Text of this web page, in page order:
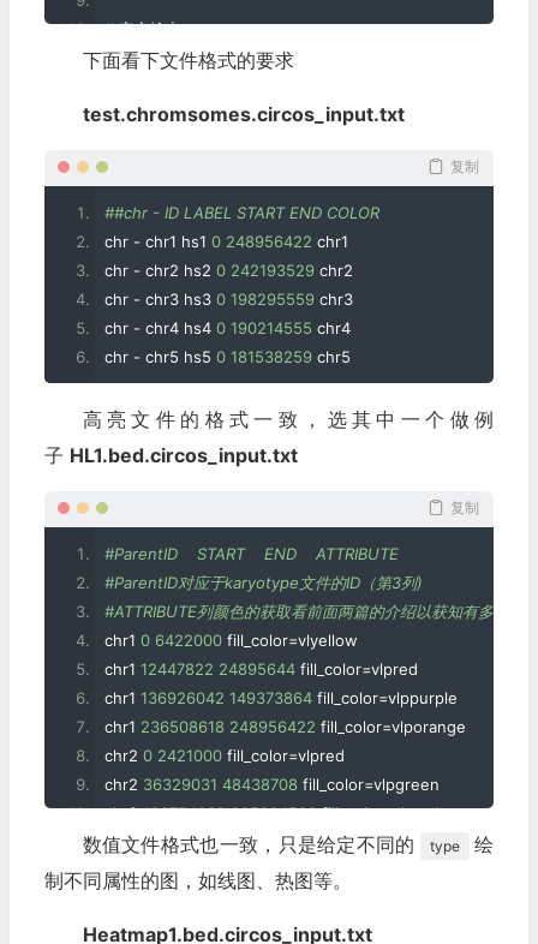
# 定义输出
<image>
file*=test.circos.png
</image>
# karyotype定义染色体的名字、ID、起始位置信息，是绘制
# 具体解释看前面2篇文章
karyotype = test.chromsomes.circos_input.txt
# `chromosome_units`定义染色体一个单位的大小，缩写
chromosomes_display_default = yes
<highlights>
# 高亮的区域放在 <highlight>标签中，配置简单，给定文件
# 文件格式见下面解释
<highlight>
file=HL1.bed.circos_input.txt
r0=0.914285714286r
r1=0.991428571429r
</highlight>
# 高亮的区域放在 <highlight>标签中，配置简单，给定文件
# 文件格式见下面解释
file=HL2.bed.circos_input.txt
r0=0.828571428571r
下面看下文件格式的要求
test.chromsomes.circos_input.txt
复制
##chr - ID LABEL START END COLOR
chr - chr1 hs1 0 248956422 chr1
chr - chr2 hs2 0 242193529 chr2
chr - chr3 hs3 0 198295559 chr3
chr - chr4 hs4 0 190214555 chr4
chr - chr5 hs5 0 181538259 chr5
高亮文件的格式一致，选其中一个做例
子 HL1.bed.circos_input.txt
复制
#ParentID    START    END    ATTRIBUTE
#ParentID对应于karyotype文件的ID（第3列)
#ATTRIBUTE列颜色的获取看前面两篇的介绍以获知有多少可
chr1 0 6422000 fill_color=vlyellow
chr1 12447822 24895644 fill_color=vlpred
chr1 136926042 149373864 fill_color=vlppurple
chr1 236508618 248956422 fill_color=vlporange
chr2 0 2421000 fill_color=vlpred
chr2 36329031 48438708 fill_color=vlpgreen
chr2 193754832 205864509 fill_color=vlpred
chr2 133206447 145316124 fill_color=vlyellow
chr3 59488668 69403446 fill_color
chr3 1800000 198295559 fill_color=vlpred
数值文件格式也一致，只是给定不同的 type
绘
制不同属性的图，如线图、热图等。
Heatmap1.bed.circos_input.txt